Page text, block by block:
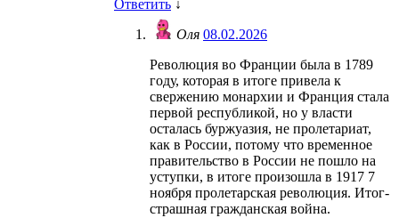
Ответить ↓
Оля 08.02.2026
Революция во Франции была в 1789
году, которая в итоге привела к
свержению монархии и Франция стала
первой республикой, но у власти
осталась буржуазия, не пролетариат,
как в России, потому что временное
правительство в России не пошло на
уступки, в итоге произошла в 1917 7
ноября пролетарская революция. Итог-
страшная гражданская война.